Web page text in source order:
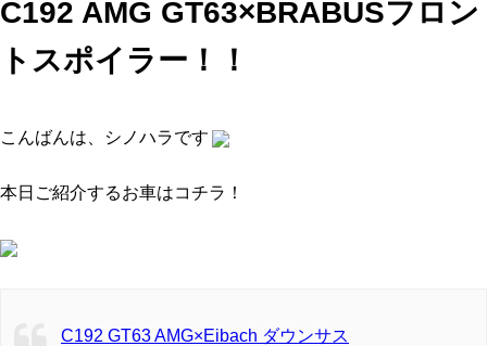
C192 AMG GT63×BRABUSフロン
トスポイラー！！
こんばんは、シノハラです
本日ご紹介するお車はコチラ！
C192 GT63 AMG×Eibach ダウンサス